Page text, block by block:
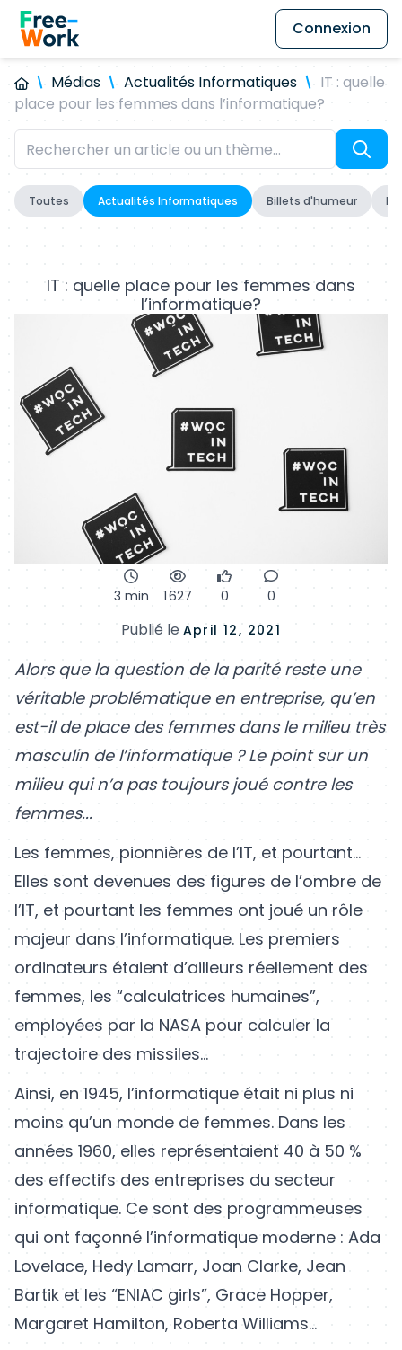
Connexion
Médias Actualités Informatiques
IT : quelle
place pour les femmes dans l’informatique?
Toutes Actualités Informatiques Billets d'humeur
IT : quelle place pour les femmes dans
l’informatique?
3 min 1 627 0 0
Publié le April 12, 2021
Alors que la question de la parité reste une
véritable problématique en entreprise, qu’en
est-il de place des femmes dans le milieu très
masculin de l’informatique ? Le point sur un
milieu qui n’a pas toujours joué contre les
femmes...
Les femmes, pionnières de l’IT, et pourtant…
Elles sont devenues des figures de l’ombre de
l’IT, et pourtant les femmes ont joué un rôle
majeur dans l’informatique. Les premiers
ordinateurs étaient d’ailleurs réellement des
femmes, les “calculatrices humaines”,
employées par la NASA pour calculer la
trajectoire des missiles…
Ainsi, en 1945, l’informatique était ni plus ni
moins qu’un monde de femmes. Dans les
années 1960, elles représentaient 40 à 50 %
des effectifs des entreprises du secteur
informatique. Ce sont des programmeuses
qui ont façonné l’informatique moderne : Ada
Lovelace, Hedy Lamarr, Joan Clarke, Jean
Bartik et les “ENIAC girls”, Grace Hopper,
Margaret Hamilton, Roberta Williams…